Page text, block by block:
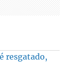
resgatado,